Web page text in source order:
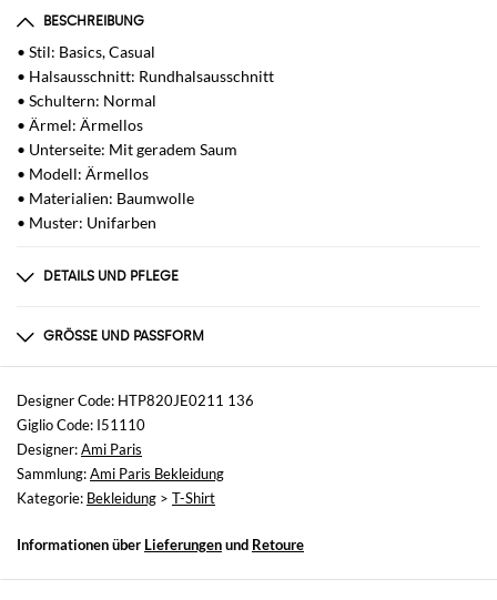
BESCHREIBUNG
• Stil: Basics, Casual
• Halsausschnitt: Rundhalsausschnitt
• Schultern: Normal
• Ärmel: Ärmellos
• Unterseite: Mit geradem Saum
• Modell: Ärmellos
• Materialien: Baumwolle
• Muster: Unifarben
DETAILS UND PFLEGE
Cotton | 100% cotton
GRÖSSE UND PASSFORM
Größen
nicht verfügbar
Größe und Passform
Normale Passform
Designer Code: HTP820JE0211 136
Giglio Code: I51110
Designer:Ami Paris
Sammlung:Ami Paris Bekleidung
Kategorie: Bekleidung > T-Shirt
Informationen über Lieferungenund Retoure